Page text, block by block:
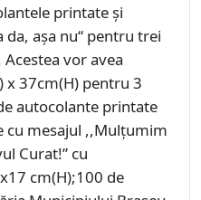
printate şi
da, așa nu“ pentru trei
vor avea
x 37cm(H) pentru 3
autocolante printate
cu mesajul ,,Mulţumim
Curat!” cu
cm(H);100 de